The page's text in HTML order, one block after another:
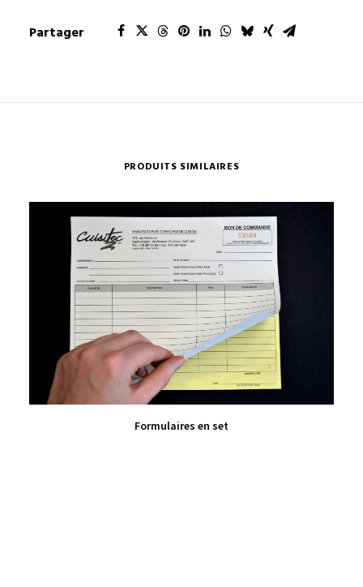
Partager
PRODUITS SIMILAIRES
VIEW PRODUCT
Formulaires en set